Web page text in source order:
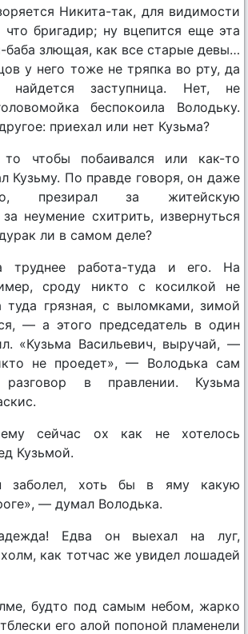
Никита-так, для видимости
бригадир; ну вцепится еще эта
баба злющая, как все старые девы…
у него тоже не тряпка во рту, да
заступница. Нет, не
беспокоила Володьку.
приехал или нет Кузьма?
чтобы побаивался или как-то
Кузьму. По правде говоря, он даже
презирал за житейскую
неумение схитрить, извернуться
ли в самом деле?
работа-туда и его. На
сроду никто с косилкой не
туда грязная, с выломками, зимой
— а этого председатель в один
«Кузьма Васильевич, выручай, —
не проедет», — Володька сам
в правлении. Кузьма
сейчас ох как не хотелось
Кузьмой.
заболел, хоть бы в яму какую
— думал Володька.
Едва он выехал на луг,
как тотчас же увидел лошадей
будто под самым небом, жарко
его алой попоной пламенели